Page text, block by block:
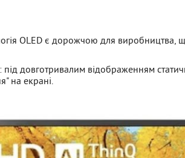
OLED є дорожчою для виробництва,
довготривалим відображенням
на екрані.